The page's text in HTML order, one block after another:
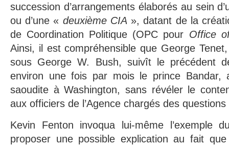
succession d’arrangements élaborés au sein
ou d’une « deuxième CIA », datant de la
de Coordination Politique (OPC pour Office
Ainsi, il est compréhensible que George
sous George W. Bush, suivît le précédent
environ une fois par mois le prince Bandar,
saoudite à Washington, sans révéler le
aux officiers de l’Agence chargés des
Kevin Fenton invoqua lui-même l’exemple
proposer une possible explication au fait